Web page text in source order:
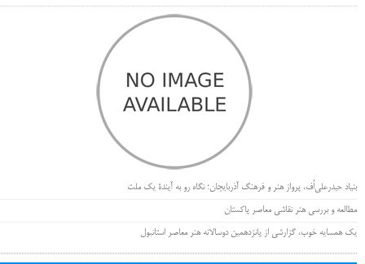
بنیاد حیدرعلی‌اُف، پرواز هنر و فرهنگ آذربایجان؛ نگاه رو به آیندۀ یک ملت
مطالعه و بررسی هنر نقاشی معاصر پاکستان
یک همسایه خوب، گزارشی از پانزدهمین دوسالانه هنر معاصر استانبول